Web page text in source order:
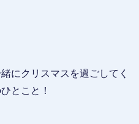
にクリスマスを過ごしてく
とこと！